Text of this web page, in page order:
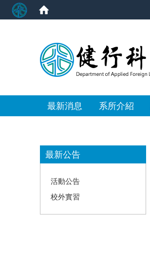
最新消息 系所介紹
最新公告
活動公告
校外實習